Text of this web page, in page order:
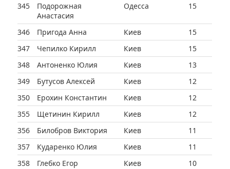
345
Подорожная
Анастасия
Одесса 15
346 Пригода Анна Киев
15
347
Чепилко Кирилл Киев
15
348
Антоненко Юлия Киев
13
349
Бутусов Алексей Киев
12
350
Ерохин Константин Киев
12
355
Щетинин Кирилл Киев
12
356
Билобров Виктория Киев
11
357
Кударенко Юлия Киев
11
358
Глебко Егор Киев
10